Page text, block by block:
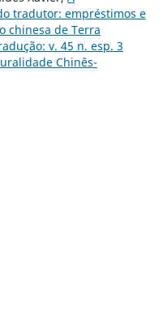
tradutor: empréstimos e
chinesa de Terra
v. 45 n. esp. 3
Chinês-